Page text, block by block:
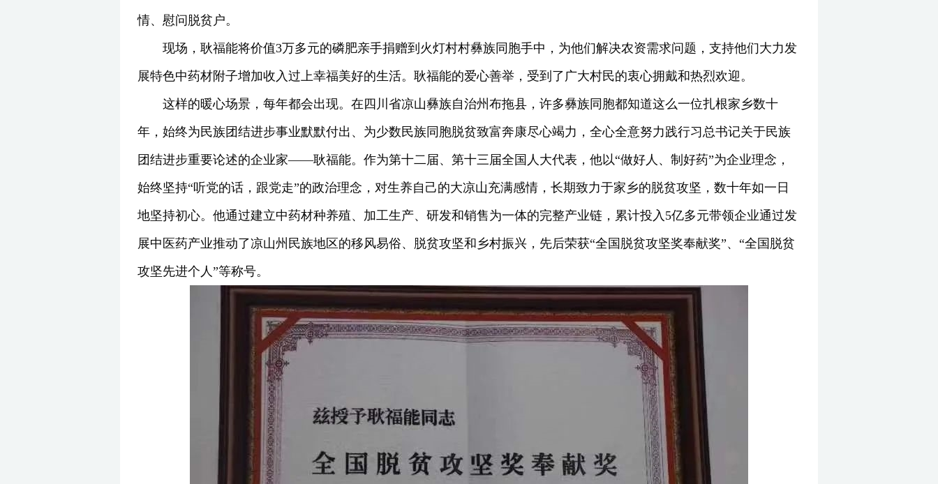
情、慰问脱贫户。
现场，耿福能将价值3万多元的磷肥亲手捐赠到火灯村村彝族同胞手中，为他们解决农资需求问题，支持他们大力发
展特色中药材附子增加收入过上幸福美好的生活。耿福能的爱心善举，受到了广大村民的衷心拥戴和热烈欢迎。
这样的暖心场景，每年都会出现。在四川省凉山彝族自治州布拖县，许多彝族同胞都知道这么一位扎根家乡数十
年，始终为民族团结进步事业默默付出、为少数民族同胞脱贫致富奔康尽心竭力，全心全意努力践行习总书记关于民族
团结进步重要论述的企业家——耿福能。作为第十二届、第十三届全国人大代表，他以“做好人、制好药”为企业理念，
始终坚持“听党的话，跟党走”的政治理念，对生养自己的大凉山充满感情，长期致力于家乡的脱贫攻坚，数十年如一日
地坚持初心。他通过建立中药材种养殖、加工生产、研发和销售为一体的完整产业链，累计投入5亿多元带领企业通过发
展中医药产业推动了凉山州民族地区的移风易俗、脱贫攻坚和乡村振兴，先后荣获“全国脱贫攻坚奖奉献奖”、“全国脱贫
攻坚先进个人”等称号。